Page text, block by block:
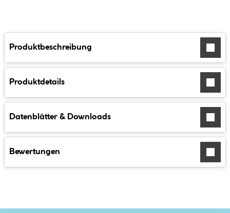
Produktbeschreibung
Produktdetails
Datenblätter & Downloads
Bewertungen